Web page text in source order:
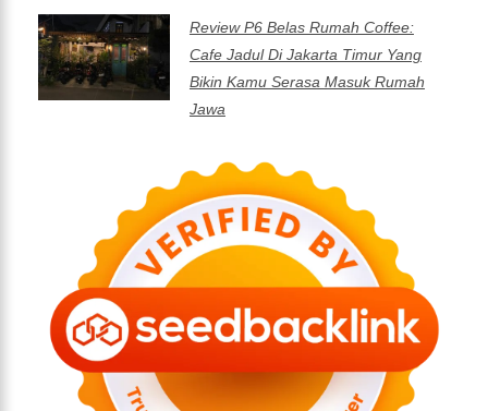
Review P6 Belas Rumah Coffee:
Cafe Jadul Di Jakarta Timur Yang
Bikin Kamu Serasa Masuk Rumah
Jawa